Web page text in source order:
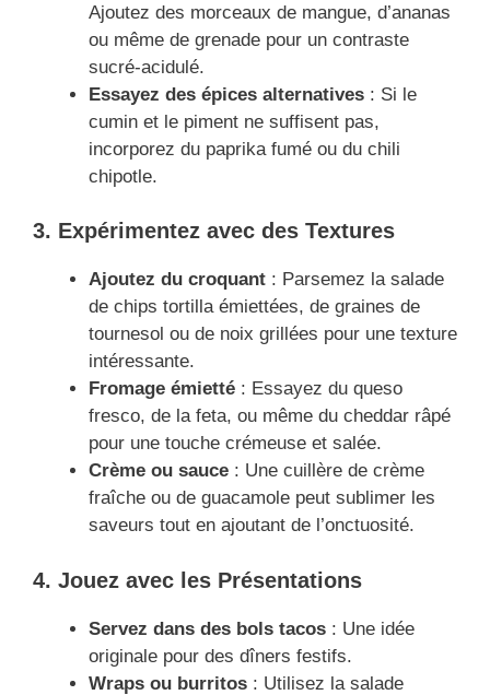
Ajoutez des morceaux de mangue, d’ananas
ou même de grenade pour un contraste
sucré-acidulé.
Essayez des épices alternatives : Si le
cumin et le piment ne suffisent pas,
incorporez du paprika fumé ou du chili
chipotle.
3. Expérimentez avec des Textures
Ajoutez du croquant : Parsemez la salade
de chips tortilla émiettées, de graines de
tournesol ou de noix grillées pour une texture
intéressante.
Fromage émietté : Essayez du queso
fresco, de la feta, ou même du cheddar râpé
pour une touche crémeuse et salée.
Crème ou sauce : Une cuillère de crème
fraîche ou de guacamole peut sublimer les
saveurs tout en ajoutant de l’onctuosité.
4. Jouez avec les Présentations
Servez dans des bols tacos : Une idée
originale pour des dîners festifs.
Wraps ou burritos : Utilisez la salade